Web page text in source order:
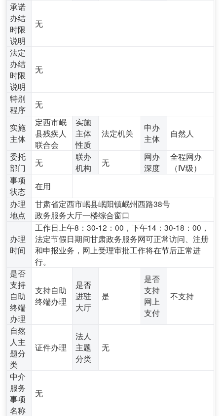
承诺
办结
时限
说明
无
法定
办结
时限
说明
无
特别
程序
无
实施
主体
定西市岷
县残疾人
联合会
实施
主体
性质
法定机关
申办
主体
自然人
委托
部门
无
联办
机构
无
网办
深度
全程网办
（Ⅳ级）
事项
状态
在用
办理
地点
甘肃省定西市岷县岷阳镇岷州西路38号
政务服务大厅一楼综合窗口
办理
时间
工作日上午8：30-12：00，下午14：30-18：00，
法定节假日期间甘肃政务服务网可正常访问、注册
和申报业务，网上受理审批工作将在节后正常进
行。
是否
支持
自助
终端
办理
支持自助
终端办理
是否
进驻
大厅
是
是否
支持
网上
支付
不支持
自然
人主
题分
类
证件办理
法人
主题
分类
无
中介
服务
事项
名称
无